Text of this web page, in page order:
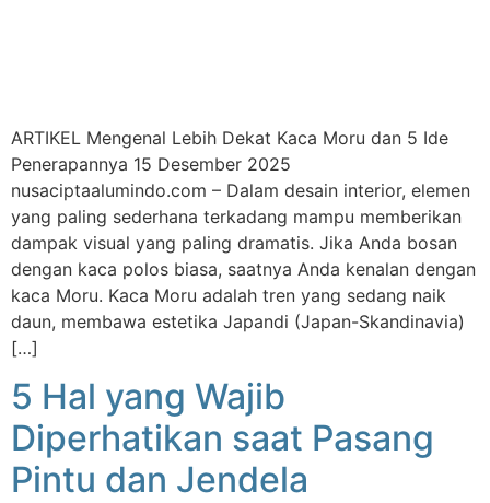
ARTIKEL Mengenal Lebih Dekat Kaca Moru dan 5 Ide
Penerapannya 15 Desember 2025
nusaciptaalumindo.com – Dalam desain interior, elemen
yang paling sederhana terkadang mampu memberikan
dampak visual yang paling dramatis. Jika Anda bosan
dengan kaca polos biasa, saatnya Anda kenalan dengan
kaca Moru. Kaca Moru adalah tren yang sedang naik
daun, membawa estetika Japandi (Japan-Skandinavia)
[…]
5 Hal yang Wajib
Diperhatikan saat Pasang
Pintu dan Jendela